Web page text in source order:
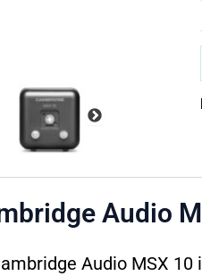
Audio
Audio MSX